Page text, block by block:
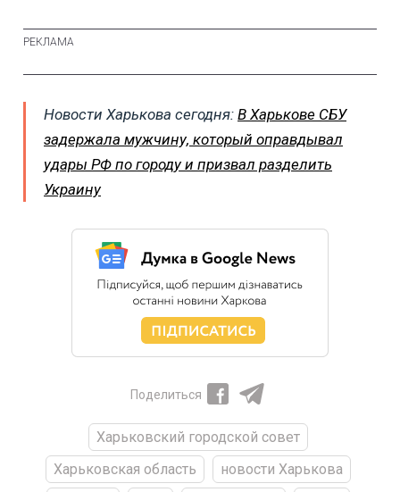
Новости Харькова сегодня: В Харькове СБУ
задержала мужчину, который оправдывал
удары РФ по городу и призвал разделить
Украину
Поделиться
Харьковский городской совет
Харьковская область
новости Харькова